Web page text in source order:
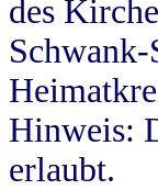
des
Hinweis:
erlaubt.